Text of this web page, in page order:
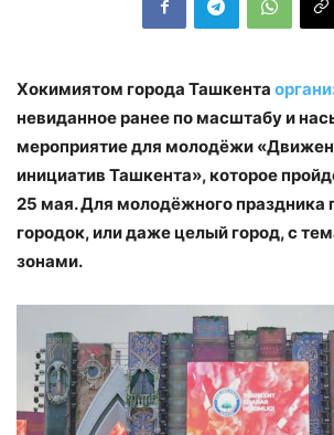
Хокимиятом города Ташкента
невиданное ранее по масштабу и
мероприятие для молодёжи
инициатив Ташкента», которое
25 мая. Для молодёжного праздника
городок, или даже целый город, с
зонами.